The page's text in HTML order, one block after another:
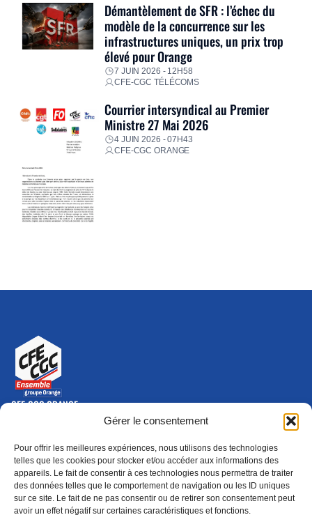
Gérer le consentement
Pour offrir les meilleures expériences, nous utilisons des technologies
telles que les cookies pour stocker et/ou accéder aux informations des
appareils. Le fait de consentir à ces technologies nous permettra de traiter
des données telles que le comportement de navigation ou les ID uniques
sur ce site. Le fait de ne pas consentir ou de retirer son consentement peut
avoir un effet négatif sur certaines caractéristiques et fonctions.
Démantèlement de SFR : l’échec du
modèle de la concurrence sur les
infrastructures uniques, un prix trop
élevé pour Orange
7 JUIN 2026 - 12H58
CFE-CGC TÉLÉCOMS
Courrier intersyndical au Premier
Ministre 27 Mai 2026
4 JUIN 2026 - 07H43
CFE-CGC ORANGE
CFE-CGC ORANGE
10-12 rue Saint Amand, 75015 Paris Cedex 15
Nous contacter
01 46 79 28 74
S'ABONNER(NOUVELLE FENÊTRE)
ADHÉRER
Épargne
(nouvelle fenêtre) Formation
(nouvelle fenêtre)